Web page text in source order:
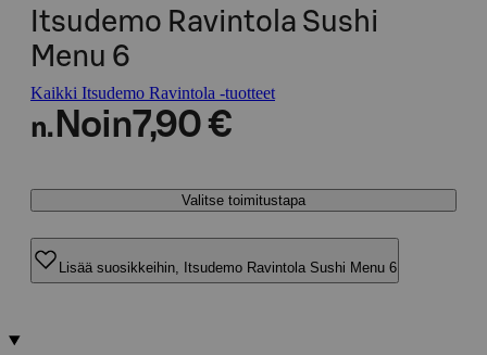
Itsudemo Ravintola Sushi
Menu 6
Kaikki Itsudemo Ravintola -tuotteet
n. Noin7,90 €
Valitse toimitustapa
Lisää suosikkeihin, Itsudemo Ravintola Sushi Menu 6